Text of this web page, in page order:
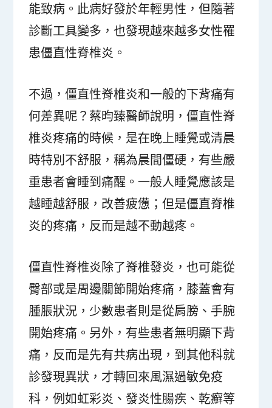
能致病。此病好發於年輕男性，但隨著
診斷工具變多，也發現越來越多女性罹
患僵直性脊椎炎。
不過，僵直性脊椎炎和一般的下背痛有
何差異呢？蔡昀臻醫師說明，僵直性脊
椎炎疼痛的時候，是在晚上睡覺或清晨
時特別不舒服，稱為晨間僵硬，有些嚴
重患者會睡到痛醒。一般人睡覺應該是
越睡越舒服，改善疲憊；但是僵直脊椎
炎的疼痛，反而是越不動越疼。
僵直性脊椎炎除了脊椎發炎，也可能從
臀部或是周邊關節開始疼痛，膝蓋會有
腫脹狀況，少數患者則是從肩膀、手腕
開始疼痛。另外，有些患者無明顯下背
痛，反而是先有共病出現，到其他科就
診發現異狀，才轉回來風濕過敏免疫
科，例如虹彩炎、發炎性腸疾、乾癬等